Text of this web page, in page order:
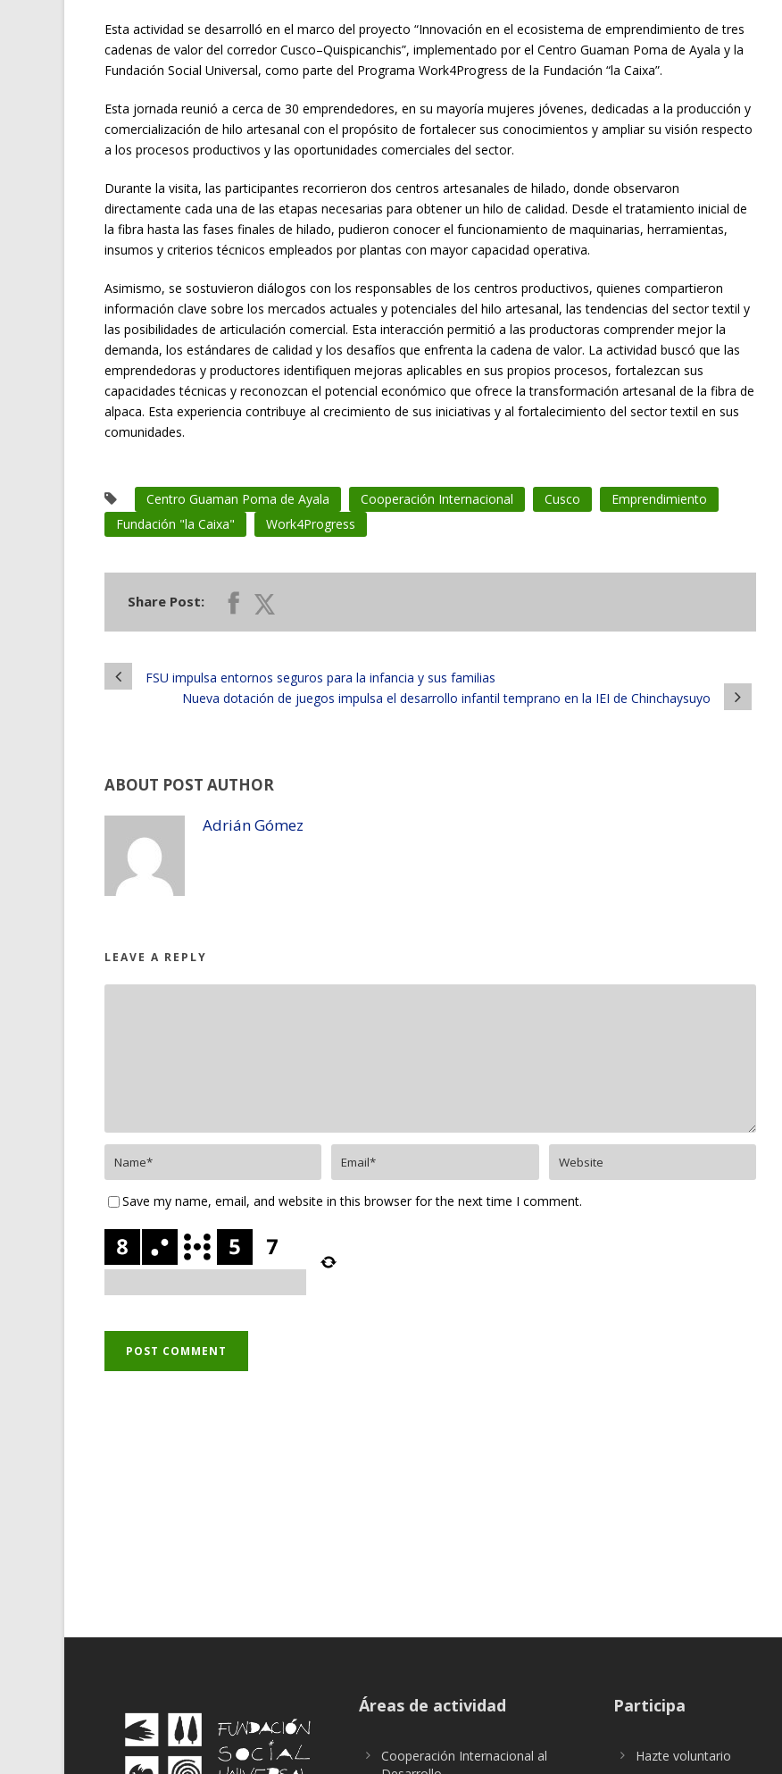
Esta actividad se desarrolló en el marco del proyecto “Innovación en el ecosistema de emprendimiento de tres
cadenas de valor del corredor Cusco–Quispicanchis”, implementado por el Centro Guaman Poma de Ayala y la
Fundación Social Universal, como parte del Programa Work4Progress de la Fundación “la Caixa”.
Esta jornada reunió a cerca de 30 emprendedores, en su mayoría mujeres jóvenes, dedicadas a la producción y
comercialización de hilo artesanal con el propósito de fortalecer sus conocimientos y ampliar su visión respecto
a los procesos productivos y las oportunidades comerciales del sector.
Durante la visita, las participantes recorrieron dos centros artesanales de hilado, donde observaron
directamente cada una de las etapas necesarias para obtener un hilo de calidad. Desde el tratamiento inicial de
la fibra hasta las fases finales de hilado, pudieron conocer el funcionamiento de maquinarias, herramientas,
insumos y criterios técnicos empleados por plantas con mayor capacidad operativa.
Asimismo, se sostuvieron diálogos con los responsables de los centros productivos, quienes compartieron
información clave sobre los mercados actuales y potenciales del hilo artesanal, las tendencias del sector textil y
las posibilidades de articulación comercial. Esta interacción permitió a las productoras comprender mejor la
demanda, los estándares de calidad y los desafíos que enfrenta la cadena de valor. La actividad buscó que las
emprendedoras y productores identifiquen mejoras aplicables en sus propios procesos, fortalezcan sus
capacidades técnicas y reconozcan el potencial económico que ofrece la transformación artesanal de la fibra de
alpaca. Esta experiencia contribuye al crecimiento de sus iniciativas y al fortalecimiento del sector textil en sus
comunidades.
Centro Guaman Poma de Ayala Cooperación Internacional Cusco
Emprendimiento
Fundación "la Caixa"
Work4Progress
Share Post:
FSU impulsa entornos seguros para la infancia y sus familias
Nueva dotación de juegos impulsa el desarrollo infantil temprano en la IEI de Chinchaysuyo
ABOUT POST AUTHOR
Adrián Gómez
LEAVE A REPLY
Save my name, email, and website in this browser for the next time I comment.
Áreas de actividad
Cooperación Internacional al
Participa
Hazte voluntario